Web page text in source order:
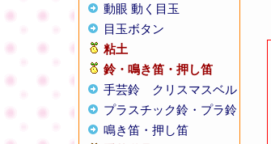
動眼 動く目玉
目玉ボタン
粘土
鈴・鳴き笛・押し笛
手芸鈴
クリスマスベル
プラスチック鈴・プラ鈴
鳴き笛・押し笛